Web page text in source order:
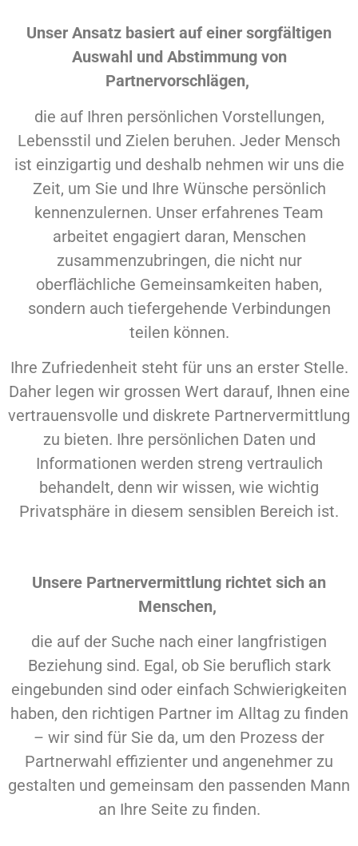
Unser Ansatz basiert auf einer sorgfältigen
Auswahl und Abstimmung von
Partnervorschlägen,
die auf Ihren persönlichen Vorstellungen,
Lebensstil und Zielen beruhen. Jeder Mensch
ist einzigartig und deshalb nehmen wir uns die
Zeit, um Sie und Ihre Wünsche persönlich
kennenzulernen. Unser erfahrenes Team
arbeitet engagiert daran, Menschen
zusammenzubringen, die nicht nur
oberflächliche Gemeinsamkeiten haben,
sondern auch tiefergehende Verbindungen
teilen können.
Ihre Zufriedenheit steht für uns an erster Stelle.
Daher legen wir grossen Wert darauf, Ihnen eine
vertrauensvolle und diskrete Partnervermittlung
zu bieten. Ihre persönlichen Daten und
Informationen werden streng vertraulich
behandelt, denn wir wissen, wie wichtig
Privatsphäre in diesem sensiblen Bereich ist.
Unsere Partnervermittlung richtet sich an
Menschen,
die auf der Suche nach einer langfristigen
Beziehung sind. Egal, ob Sie beruflich stark
eingebunden sind oder einfach Schwierigkeiten
haben, den richtigen Partner im Alltag zu finden
– wir sind für Sie da, um den Prozess der
Partnerwahl effizienter und angenehmer zu
gestalten und gemeinsam den passenden Mann
an Ihre Seite zu finden.